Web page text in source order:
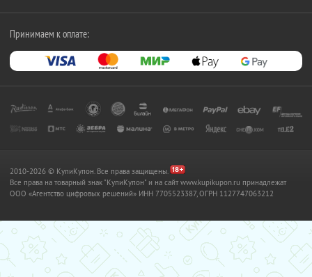
Принимаем к оплате:
2010-2026 © КупиКупон. Все права защищены.
Все права на товарный знак "КупиКупон" и на сайт www.kupikupon.ru принадлежат
OOO «Агентство цифровых решений» ИНН 7705523387, ОГРН 1127747063212